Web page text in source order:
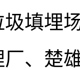
填埋
、楚